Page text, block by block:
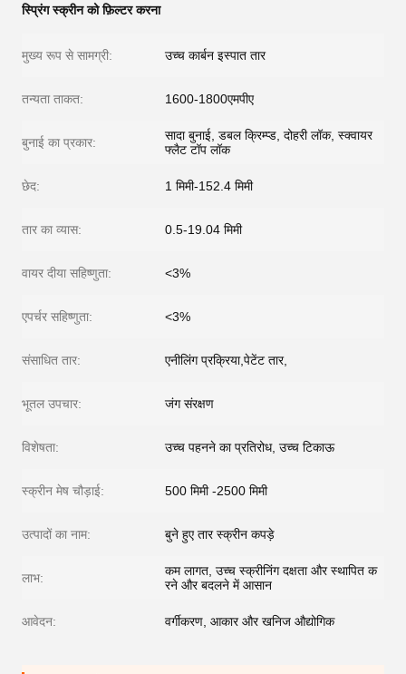
स्प्रिंग स्क्रीन को फ़िल्टर करना
मुख्य रूप से सामग्री: उच्च कार्बन इस्पात तार
तन्यता ताकत: 1600-1800एमपीए
बुनाई का प्रकार:
सादा बुनाई, डबल क्रिम्प्ड, दोहरी लॉक, स्क्वायर
फ्लैट टॉप लॉक
छेद: 1 मिमी-152.4 मिमी
तार का व्यास: 0.5-19.04 मिमी
वायर दीया सहिष्णुता: <3%
एपर्चर सहिष्णुता: <3%
संसाधित तार: एनीलिंग प्रक्रिया,पेटेंट तार,
भूतल उपचार: जंग संरक्षण
विशेषता: उच्च पहनने का प्रतिरोध, उच्च टिकाऊ
स्क्रीन मेष चौड़ाई: 500 मिमी -2500 मिमी
उत्पादों का नाम: बुने हुए तार स्क्रीन कपड़े
लाभ:
कम लागत, उच्च स्क्रीनिंग दक्षता और स्थापित क
रने और बदलने में आसान
आवेदन: वर्गीकरण, आकार और खनिज औद्योगिक